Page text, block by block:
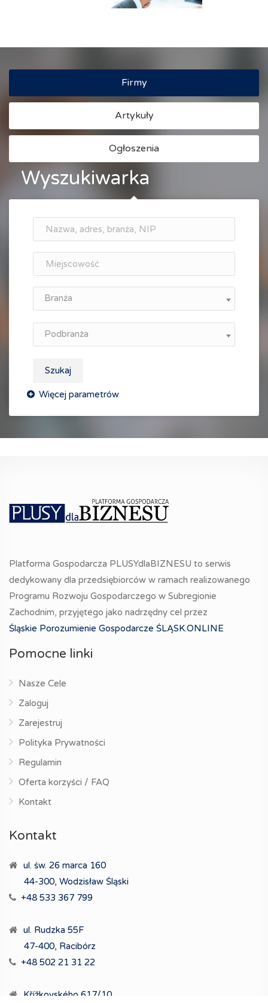
Firmy
Artykuły
Ogłoszenia
Wyszukiwarka
Branża
Podbranża
Szukaj
Platforma Gospodarcza PLUSYdlaBIZNESU to serwis
dedykowany dla przedsiębiorców w ramach realizowanego
Programu Rozwoju Gospodarczego w Subregionie
Zachodnim, przyjętego jako nadrzędny cel przez
Śląskie Porozumienie Gospodarcze ŚLĄSK.ONLINE
Pomocne linki
Nasze Cele
Zaloguj
Zarejestruj
Polityka Prywatności
Regulamin
Oferta korzyści / FAQ
Kontakt
Kontakt
ul. św. 26 marca 160
44-300, Wodzisław Śląski
+48 533 367 799
ul. Rudzka 55F
47-400, Racibórz
+48 502 21 31 22
Křížkovského 617/10